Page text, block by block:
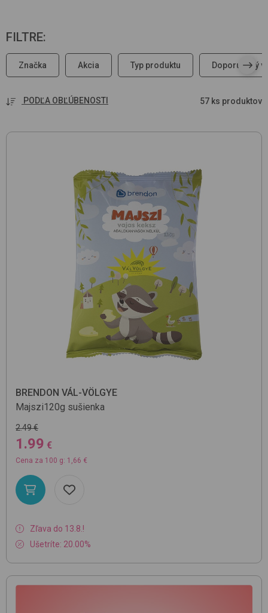
FILTRE:
Značka Akcia Typ produktu Doporučený
PODĽA OBĽÚBENOSTI 57 ks produktov
BRENDON VÁL-VÖLGYE
Majszi120g sušienka
2.49 €
1.99 €
Cena za 100 g: 1,66 €
Zľava do 13.8.!
Ušetríte: 20.00%